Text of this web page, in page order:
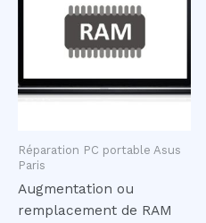
Réparation PC portable Asus
Paris
Augmentation ou
remplacement de RAM